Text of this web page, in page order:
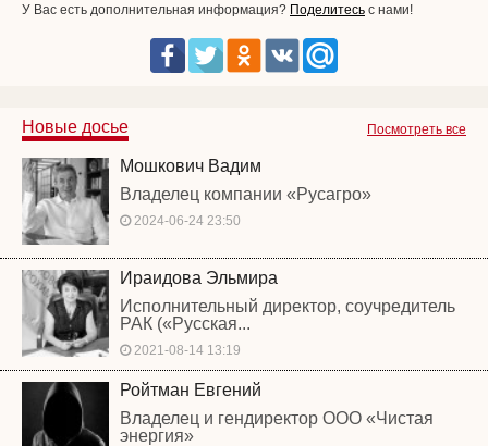
У Вас есть дополнительная информация? Поделитесь с нами!
Посмотреть все
Новые досье
Мошкович Вадим
Владелец компании «Русагро»
2024-06-24 23:50
Ираидова Эльмира
Исполнительный директор, соучредитель
РАК («Русская...
2021-08-14 13:19
Ройтман Евгений
Владелец и гендиректор ООО «Чистая
энергия»